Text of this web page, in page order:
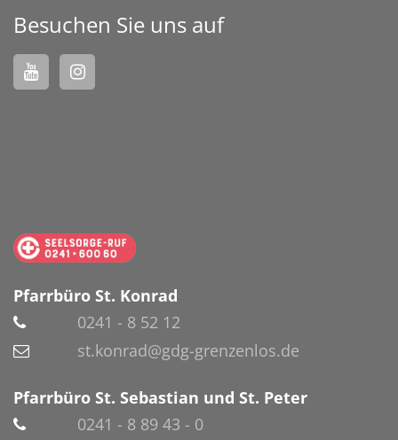
Besuchen Sie uns auf
Pfarrbüro St. Konrad
0241 - 8 52 12
st.konrad@gdg-grenzenlos.de
Pfarrbüro St. Sebastian und St. Peter
0241 - 8 89 43 - 0